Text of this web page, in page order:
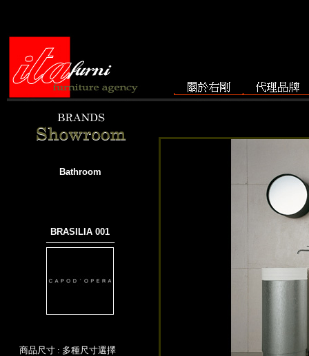
Bathroom
BRASILIA 001
───────────
商品尺寸 : 多種尺寸選擇